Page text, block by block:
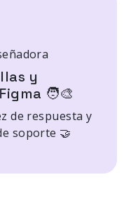
y
🧑‍🎨
de respuesta y
soporte 🤝